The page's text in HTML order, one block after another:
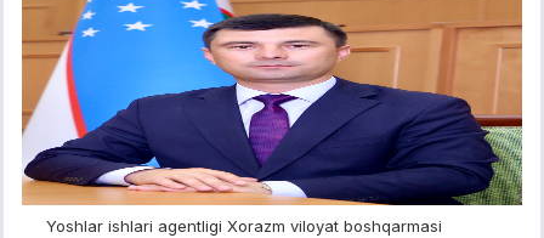
Yoshlar ishlari agentligi Xorazm viloyat boshqarmasi